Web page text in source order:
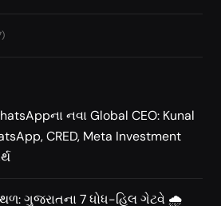
નવા Global CEO: Kunal
CRED, Meta Investment
ગુજરાતના 7 ધોધ-હિલ ગેટવે 🌧️